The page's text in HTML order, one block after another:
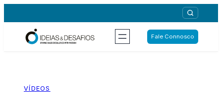
para
Fale Connosco
VÍDEOS